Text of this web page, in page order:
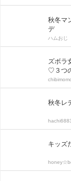
秋冬マ
デ
ハムおじ
ズボラ
♡３つ
秋冬レ
キッズ